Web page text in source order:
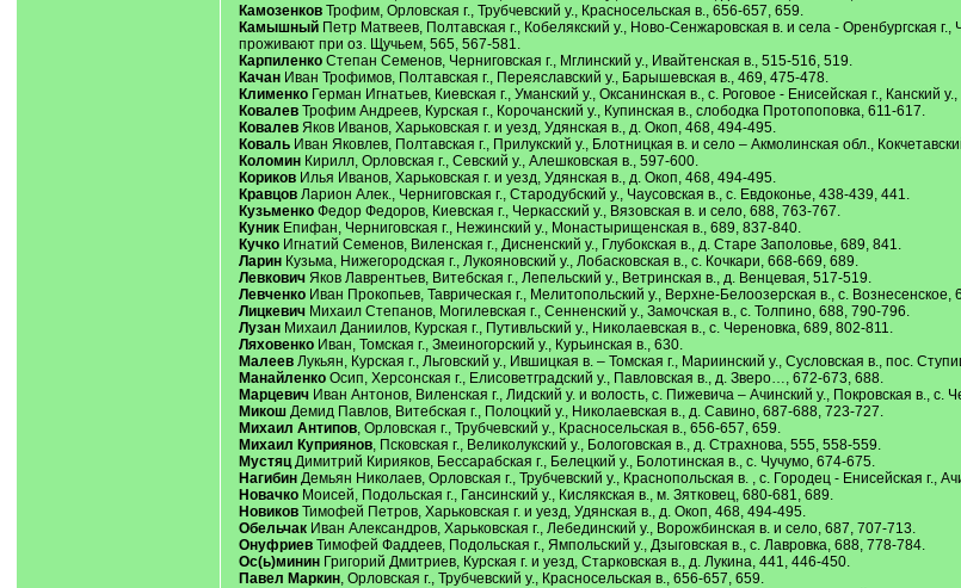
КамозенковТрофим, Орловская г., Трубчевский у., Красносельская в., 656-657, 659.
КамышныйПетр Матвеев, Полтавская г., Кобелякский у., Ново-Сенжаровская в. и села - Оренбургская
проживают при оз. Щучьем, 565, 567-581.
КарпиленкоСтепан Семенов, Черниговская г., Мглинский у., Ивайтенская в., 515-516, 519.
КачанИван Трофимов, Полтавская г., Переяславский у., Барышевская в., 469, 475-478.
КлименкоГерман Игнатьев, Киевская г., Уманский у., Оксанинская в., с. Роговое - Енисейская г., Канский
КовалевТрофим Андреев, Курская г., Корочанский у., Купинская в., слободка Протопоповка, 611-617.
КовалевЯков Иванов, Харьковская г. и уезд, Удянская в., д. Окоп, 468, 494-495.
КовальИван Яковлев, Полтавская г., Прилукский у., Блотницкая в. и село – Акмолинская обл.,
КоломинКирилл, Орловская г., Севский у., Алешковская в., 597-600.
КориковИлья Иванов, Харьковская г. и уезд, Удянская в., д. Окоп, 468, 494-495.
КравцовЛарион Алек., Черниговская г., Стародубский у., Чаусовская в., с. Евдоконье, 438-439, 441.
КузьменкоФедор Федоров, Киевская г., Черкасский у., Вязовская в. и село, 688, 763-767.
КуникЕпифан, Черниговская г., Нежинский у., Монастырищенская в., 689, 837-840.
Кучко Игнатий Семенов, Виленская г., Дисненский у., Глубокская в., д. Старе Заполовье, 689, 841.
ЛаринКузьма, Нижегородская г., Лукояновский у., Лобасковская в., с. Кочкари, 668-669, 689.
ЛевковичЯков Лаврентьев, Витебская г., Лепельский у., Ветринская в., д. Венцевая, 517-519.
ЛевченкоИван Прокопьев, Таврическая г., Мелитопольский у., Верхне-Белоозерская в., с. Вознесенское,
ЛицкевичМихаил Степанов, Могилевская г., Сенненский у., Замочская в., с. Толпино, 688, 790-796.
ЛузанМихаил Даниилов, Курская г., Путивльский у., Николаевская в., с. Череновка, 689, 802-811.
ЛяховенкоИван, Томская г., Змеиногорский у., Курьинская в., 630.
МалеевЛукьян, Курская г., Льговский у., Ившицкая в. – Томская г., Мариинский у., Сусловская в., пос.
МанайленкоОсип, Херсонская г., Елисоветградский у., Павловская в., д. Зверо…, 672-673, 688.
МарцевичИван Антонов, Виленская г., Лидский у. и волость, с. Пижевича – Ачинский у., Покровская в., с.
МикошДемид Павлов, Витебская г., Полоцкий у., Николаевская в., д. Савино, 687-688, 723-727.
Михаил Антипов, Орловская г., Трубчевский у., Красносельская в., 656-657, 659.
Михаил Куприянов, Псковская г., Великолукский у., Бологовская в., д. Страхнова, 555, 558-559.
МустяцДимитрий Кирияков, Бессарабская г., Белецкий у., Болотинская в., с. Чучумо, 674-675.
НагибинДемьян Николаев, Орловская г., Трубчевский у., Краснопольская в. , с. Городец - Енисейская г.,
НовачкоМоисей, Подольская г., Гансинский у., Кислякская в., м. Зятковец, 680-681, 689.
Новиков Тимофей Петров, Харьковская г. и уезд, Удянская в., д. Окоп, 468, 494-495.
ОбельчакИван Александров, Харьковская г., Лебединский у., Ворожбинская в. и село, 687, 707-713.
ОнуфриевТимофей Фаддеев, Подольская г., Ямпольский у., Дзыговская в., с. Лавровка, 688, 778-784.
Ос(ь)мининГригорий Дмитриев, Курская г. и уезд, Старковская в., д. Лукина, 441, 446-450.
Павел Маркин, Орловская г., Трубчевский у., Красносельская в., 656-657, 659.